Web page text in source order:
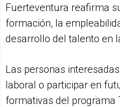
Fuerteventura reafirma
formación, la
desarrollo del talento en
Las personas
laboral o participar en
formativas del programa